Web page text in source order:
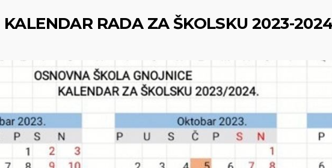
KALENDAR RADA ZA ŠKOLSKU 2023-